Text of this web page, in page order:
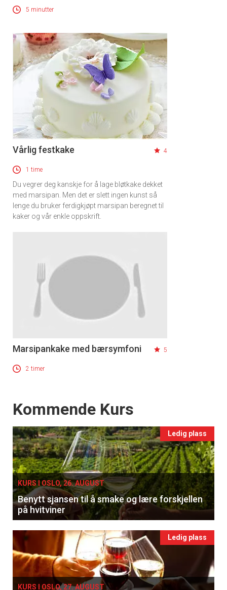
5 minutter
Vårlig festkake 4
1 time
Du vegrer deg kanskje for å lage bløtkake dekket
med marsipan. Men det er slett ingen kunst så
lenge du bruker ferdigkjøpt marsipan beregnet til
kaker og vår enkle oppskrift.
Marsipankake med bærsymfoni 5
2 timer
Events
Kommende Kurs
Ledig plass
KURS I OSLO, 26. AUGUST
Benytt sjansen til å smake og lære forskjellen
på hvitviner
Ledig plass
KURS I OSLO, 27. AUGUST